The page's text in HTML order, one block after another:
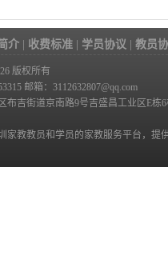
介 收费标准 学员协议 教员
版权所有
邮箱：3112632807@qq.com
布吉街道京南路9号吉盛昌工业区E栋6
家教教员和学员的家教服务平台，提